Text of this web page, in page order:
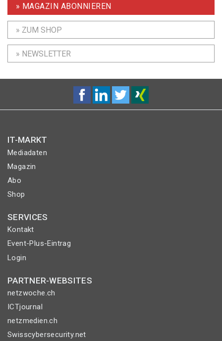
» MAGAZIN ABONNIEREN
» ZUM SHOP
» NEWSLETTER
IT-MARKT
Mediadaten
Magazin
Abo
Shop
SERVICES
Kontakt
Event-Plus-Eintrag
Login
PARTNER-WEBSITES
netzwoche.ch
ICTjournal
netzmedien.ch
Swisscybersecurity.net